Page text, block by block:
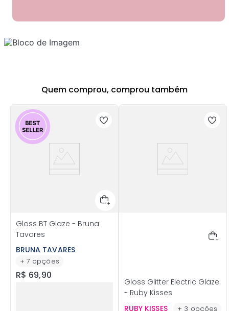
Quem comprou, comprou também
Gloss BT Glaze - Bruna
Tavares
BRUNA TAVARES
+7 opções
R$ 69,90
Gloss Glitter Electric Glaze
- Ruby Kisses
RUBY KISSES
+ 3 opções